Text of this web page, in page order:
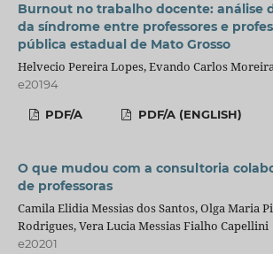
Burnout no trabalho docente: análise
da síndrome entre professores e
pública estadual de Mato Grosso
Helvecio Pereira Lopes, Evando Carlos
e20194
PDF/A PDF/A (ENGLISH)
O que mudou com a consultoria
de professoras
Camila Elidia Messias dos Santos, Olga Maria
Rodrigues, Vera Lucia Messias Fialho Capellini
e20201